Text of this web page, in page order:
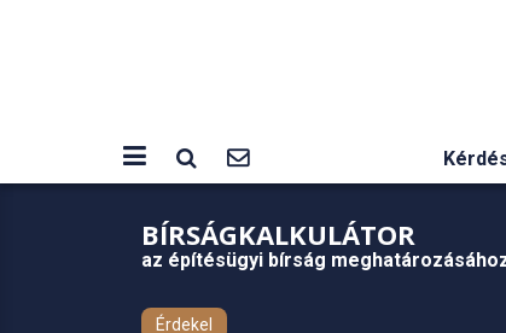
BÍRSÁGKALKULÁTOR
az építésügyi bírság
Érdekel